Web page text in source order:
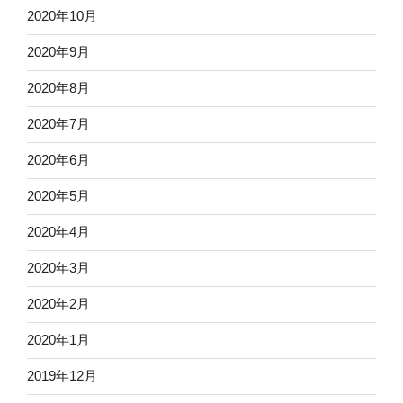
2020年10月
2020年9月
2020年8月
2020年7月
2020年6月
2020年5月
2020年4月
2020年3月
2020年2月
2020年1月
2019年12月